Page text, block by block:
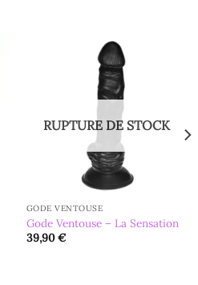
RUPTURE DE STOCK
GODE VENTOUSE
Gode Ventouse – La Sensation
39,90€